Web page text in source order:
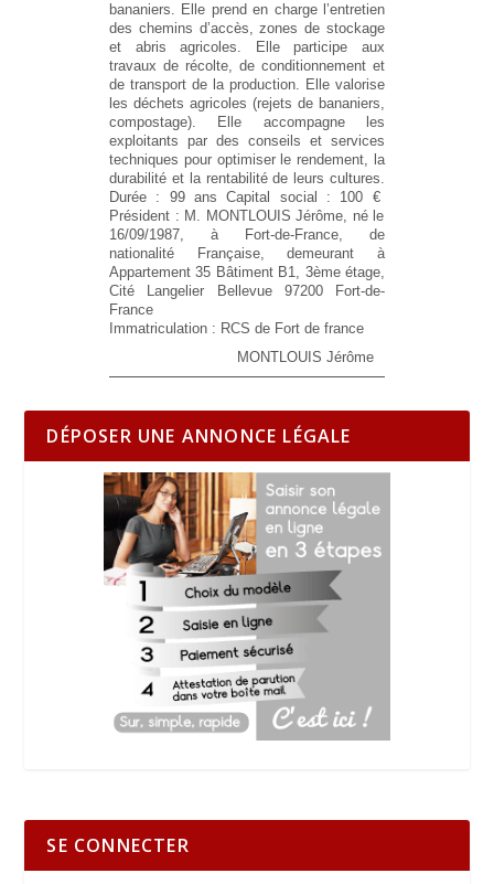
bananiers. Elle prend en charge l’entretien
des chemins d’accès, zones de stockage
et abris agricoles. Elle participe aux
travaux de récolte, de conditionnement et
de transport de la production. Elle valorise
les déchets agricoles (rejets de bananiers,
compostage). Elle accompagne les
exploitants par des conseils et services
techniques pour optimiser le rendement, la
durabilité et la rentabilité de leurs cultures.
Durée : 99 ans Capital social : 100 €
Président : M. MONTLOUIS Jérôme, né le
16/09/1987, à Fort-de-France, de
nationalité Française, demeurant à
Appartement 35 Bâtiment B1, 3ème étage,
Cité Langelier Bellevue 97200 Fort-de-
France
Immatriculation : RCS de Fort de france
MONTLOUIS Jérôme
DÉPOSER UNE ANNONCE LÉGALE
SE CONNECTER